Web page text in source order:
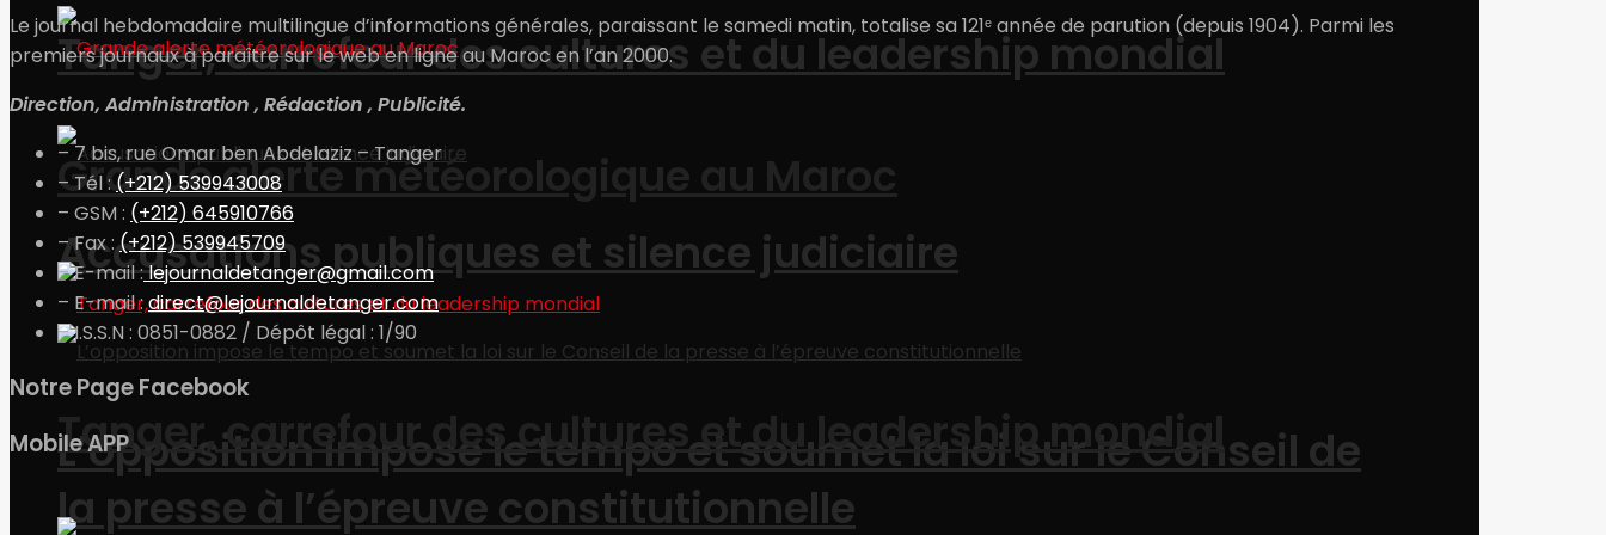
Tanger, carrefour des cultures et du leadership mondial
Accusations publiques et silence judiciaire
L’opposition impose le tempo et soumet la loi sur le Conseil de
la presse à l’épreuve constitutionnelle
Grande alerte météorologique au Maroc
Tanger, carrefour des cultures et du leadership mondial
Le journal hebdomadaire multilingue d’informations générales, paraissant le samedi matin, totalise sa 121ᵉ année de parution (depuis 1904). Parmi les
premiers journaux à paraître sur le web en ligne au Maroc en l’an 2000.
Direction, Administration , Rédaction , Publicité.
– 7 bis, rue Omar ben Abdelaziz – Tanger
– Tél :(+212) 539943008
– GSM : (+212) 645910766
– Fax :(+212) 539945709
– E-mail :lejournaldetanger@gmail.com
– E-mail :direct@lejournaldetanger.com
– I.S.S.N : 0851-0882 / Dépôt légal : 1/90
Notre Page Facebook
Mobile APP